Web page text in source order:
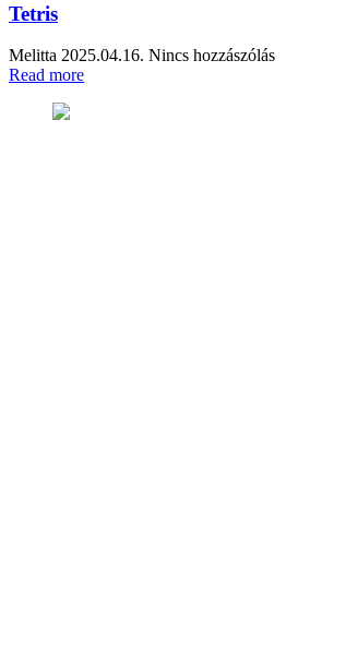
Tetris
Melitta 2025.04.16. Nincs hozzászólás
Read more